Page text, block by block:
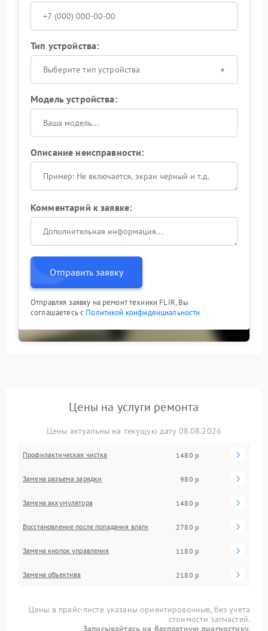
Тип устройства:
Выберите тип устройства
Модель устройства:
Описание неисправности:
Комментарий к заявке:
Отправить заявку
Отправляя заявку на ремонт техники FLIR, Вы
соглашаетесь с Политикой конфиденциальности
Цены на услуги ремонта
Цены актуальны на текущую дату 08.08.2026
Профилактическая чистка 1480 р
Замена разъема зарядки 980 р
Замена аккумулятора 1480 р
Восстановление после попадания влаги 2780 р
Замена кнопок управления 1180 р
Замена объектива 2180 р
Цены в прайс-листе указаны ориентировочные, без учета
стоимости запчастей.
Записывайтесь на бесплатную диагностику.